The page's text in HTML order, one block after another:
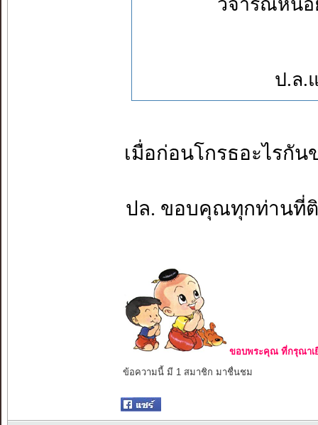
วิจารณ์หน่อ
ป.ล.
เมื่อก่อนโกรธอะไรกัน
ปล. ขอบคุณทุกท่านที่
ขอบพระคุณ ที่กรุณาเ
ข้อความนี้ มี 1 สมาชิก มาชื่นชม